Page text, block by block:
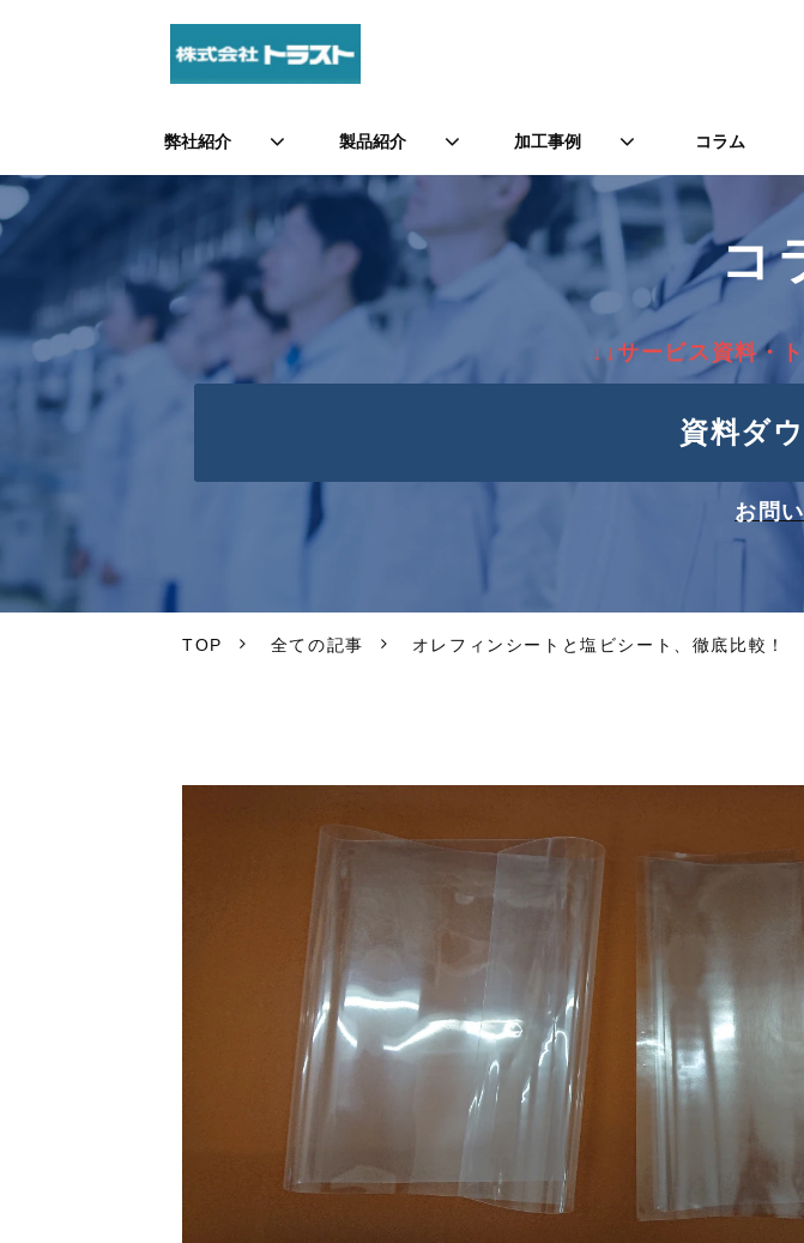
弊社紹介 製品紹介 加工事例 コラム
コ
↓↓サービス資料・
資料ダ
お問
TOP 全ての記事 オレフィンシートと塩ビシート、徹底比較！